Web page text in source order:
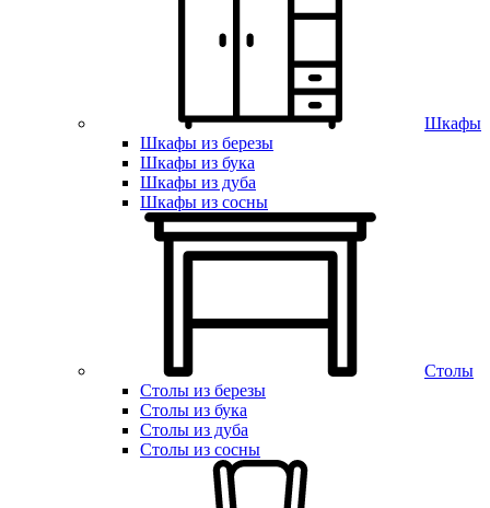
Шкафы
Шкафы из березы
Шкафы из бука
Шкафы из дуба
Шкафы из сосны
Столы
Столы из березы
Столы из бука
Столы из дуба
Столы из сосны